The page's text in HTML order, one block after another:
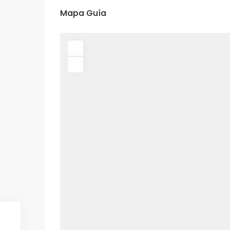
Mapa Guía